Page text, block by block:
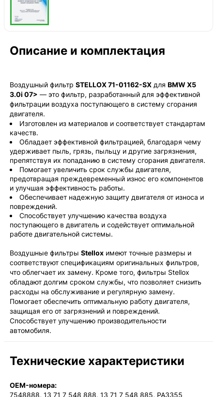
сегодня, бесплатно
наб. Бережковская, д. 20, стр. 19
Описание и комплектация
Воздушный фильтр STELLOX 71-01162-SX для BMW X5
3.0i 07> — это фильтр, разработанный для эффективной
фильтрации воздуха поступающего в систему сгорания
двигателя.
Изготовлен из материалов и соответствует стандартам
качеств.
Обладает эффективной фильтрацией, благодаря чему
удерживает пыль, грязь, пыльцу и другие загрязнения,
препятствуя их попаданию в систему сгорания двигателя.
Помогает увеличить срок службы двигателя,
предотвращая преждевременный износ его компонентов
и улучшая эффективность работы.
Обеспечивает надежную защиту двигателя от износа и
повреждений.
Способствует улучшению качества воздуха
поступающего в двигатель и содействует оптимальной
работе двигательной системы.
Воздушные фильтры Stellox имеют точные размеры и
соответствуют спецификациям оригинальных фильтров,
что облегчает их замену. Кроме того, фильтры Stellox
обладают долгим сроком службы, что позволяет снизить
расходы на обслуживание и регулярную замену.
Помогает обеспечить оптимальную работу двигателя,
защищая его от загрязнений и повреждений.
Способствует улучшению производительности
автомобиля.
Технические характеристики
OEM-номера:
7548888, 13 71 7 548 888, 13 71 7 548 885, PA3355